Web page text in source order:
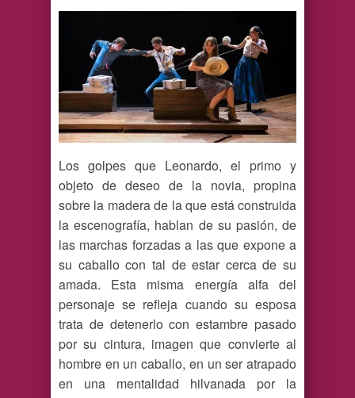
Los golpes que Leonardo, el primo y
objeto de deseo de la novia, propina
sobre la madera de la que está construida
la escenografía, hablan de su pasión, de
las marchas forzadas a las que expone a
su caballo con tal de estar cerca de su
amada. Esta misma energía alfa del
personaje se refleja cuando su esposa
trata de detenerlo con estambre pasado
por su cintura, imagen que convierte al
hombre en un caballo, en un ser atrapado
en una mentalidad hilvanada por la